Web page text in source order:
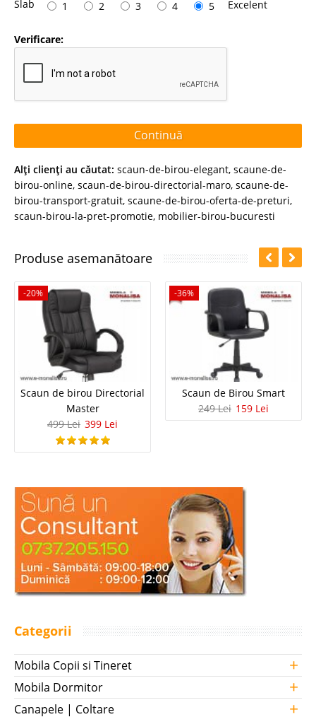
Slab
1 2 3 4 5 Excelent
Verificare:
Continuă
Alţi clienţi au căutat: scaun-de-birou-elegant, scaune-de-
birou-online, scaun-de-birou-directorial-maro, scaune-de-
birou-transport-gratuit, scaune-de-birou-oferta-de-preturi,
scaun-birou-la-pret-promotie, mobilier-birou-bucuresti
Produse asemanătoare
-20%
Scaun de birou Directorial
Master
499 Lei 399 Lei
-36%
Scaun de Birou Smart
249 Lei 159 Lei
Categorii
Mobila Copii si Tineret +
Mobila Dormitor +
Canapele | Coltare +